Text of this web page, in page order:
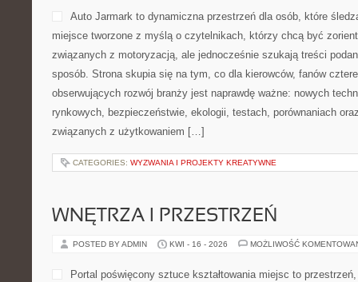
Auto Jarmark to dynamiczna przestrzeń dla osób, które
miejsce tworzone z myślą o czytelnikach, którzy chcą być
związanych z motoryzacją, ale jednocześnie szukają treści
sposób. Strona skupia się na tym, co dla kierowców, fanów
obserwujących rozwój branży jest naprawdę ważne: nowych
rynkowych, bezpieczeństwie, ekologii, testach, porównaniach
związanych z użytkowaniem […]
CATEGORIES: WYZWANIA I PROJEKTY KREATYWNE
WNĘTRZA I PRZESTRZEŃ
POSTED BY ADMIN KWI - 16 - 2026 MOŻLIWOŚĆ
Portal poświęcony sztuce kształtowania miejsc to